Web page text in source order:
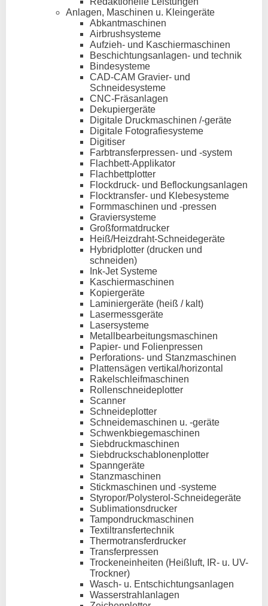
Anlagen, Maschinen u. Kleingeräte
Abkantmaschinen
Airbrushsysteme
Aufzieh- und Kaschiermaschinen
Beschichtungsanlagen- und technik
Bindesysteme
CAD-CAM Gravier- und
Schneidesysteme
CNC-Fräsanlagen
Dekupiergeräte
Digitale Druckmaschinen /-geräte
Digitale Fotografiesysteme
Digitiser
Farbtransferpressen- und -system
Flachbett-Applikator
Flachbettplotter
Flockdruck- und Beflockungsanlagen
Flocktransfer- und Klebesysteme
Formmaschinen und -pressen
Graviersysteme
Großformatdrucker
Heiß/Heizdraht-Schneidegeräte
Hybridplotter (drucken und
schneiden)
Ink-Jet Systeme
Kaschiermaschinen
Kopiergeräte
Laminiergeräte (heiß / kalt)
Lasermessgeräte
Lasersysteme
Metallbearbeitungsmaschinen
Papier- und Folienpressen
Perforations- und Stanzmaschinen
Plattensägen vertikal/horizontal
Rakelschleifmaschinen
Rollenschneideplotter
Scanner
Schneideplotter
Schneidemaschinen u. -geräte
Schwenkbiegemaschinen
Siebdruckmaschinen
Siebdruckschablonenplotter
Spanngeräte
Stanzmaschinen
Stickmaschinen und -systeme
Styropor/Polysterol-Schneidegeräte
Sublimationsdrucker
Tampondruckmaschinen
Textiltransfertechnik
Thermotransferdrucker
Transferpressen
Trockeneinheiten (Heißluft, IR- u. UV-
Trockner)
Wasch- u. Entschichtungsanlagen
Wasserstrahlanlagen